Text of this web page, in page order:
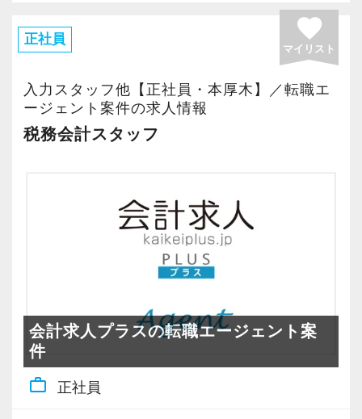
会社の良いところは“温かさ”があります。
お客様に対しても、仲間に対しても、アットホ
ームで明るい会社です。
チームで動いているので、わからないことや困
ったことの相談先にも迷わず、何でもすぐに聞
数字が好きで人と関わるのが好きな人でした
ら、この仕事に向いていると思います。
お客様からの「ありがとう」が、最大のやりが
はじめての仕事には不安もあるかもしれません
が、当社は同じ目標をもったインターンの数も
多く心強いですよ。やる気のある方、ご応募お
待ちしています！
仕事をする上では5つのこだわり「クイックレス
ポンス・プラス思考・有言実行・他責禁止・気
より多くの「ありがとう」と笑顔をいただき続
けるために「情熱家であれ！」がモットーで
す。
当社では、「こうなりたい」という将来のキャ
リアプランが明確な方が成長しています。
そのため、採用面接では「1年後、3年後、5年後
にどうなりたいか？」を必ずお聞きします。
たとえば希望年収があれば、その目標に向けて
どう仕事をすればいいのか具体的にお伝えしま
すので気軽に相談してください。
当社は積極的な人に惜しみなくチャンスを与え
・はじめてのことでも前向きに取り組める人
【ITシステム完備で効率よく業務をこなせま
す】
IT化が非常に進んでいるのも当社の特徴。
代表が作業環境にも気を配っており、デュアル
ーレス化を進めています。kintoneや
LINEWORKS、クラウドサインなどを活用して
いるので効率よくストレスフリーに業務をこな
【明確なキャリアパスで成長をバックアップし
ます】
キャリアステップは等級制（1〜6等級）で、求
職員一人ひとりの力がそのまま事業運営に直結
するところで、個人事務所ならではの面白さと
実感が当事務所にはあります。
新しいチャレンジが沢山ありますので、飽きる
ことなく経験を積み重ねることができます。
★職場の雰囲気★
個人事務所ならではの自由な雰囲気で、気負い
なく業務に向かっています。
職員同士の距離も近く、先輩へ相談しながら業
務を覚えていくことができます。
ら、お茶やお菓子で糖分補給もしながら、作業
を進めています。
★入社後の仕事内容★
正社員 favorite
マイリスト
入力スタッフ他【正社員・本厚木】／転職エ
ージェント案件の求人情報
税務会計スタッフ
会計求人プラスの転職エージェント案
件
work_outline 正社員